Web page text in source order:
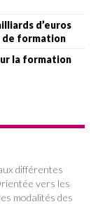
d’euros
de formation
la formation
différentes
vers les
modalités des